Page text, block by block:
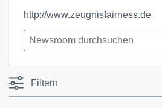
http://www.zeugnisfairness.de
Filtern